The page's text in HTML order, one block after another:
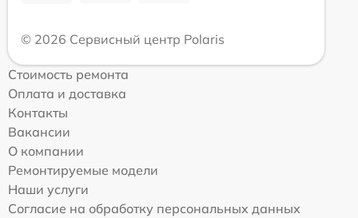
© 2026 Сервисный центр Polaris
Стоимость ремонта
Оплата и доставка
Контакты
Вакансии
О компании
Ремонтируемые модели
Наши услуги
Согласие на обработку персональных данных